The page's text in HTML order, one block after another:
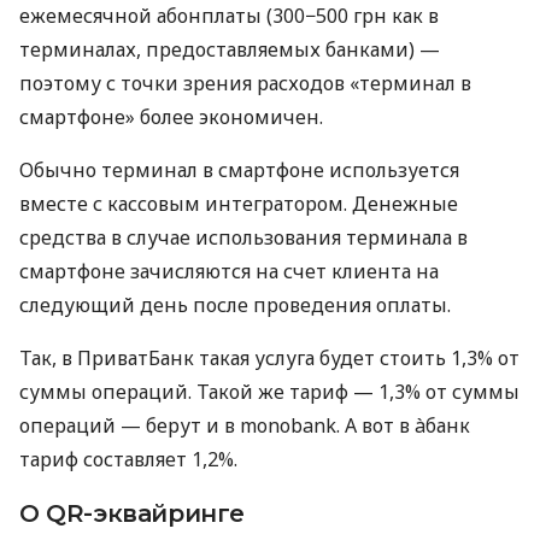
ежемесячной абонплаты (300−500 грн как в
терминалах, предоставляемых банками) —
поэтому с точки зрения расходов «терминал в
смартфоне» более экономичен.
Обычно терминал в смартфоне используется
вместе с кассовым интегратором. Денежные
средства в случае использования терминала в
смартфоне зачисляются на счет клиента на
следующий день после проведения оплаты.
Так, в ПриватБанк такая услуга будет стоить 1,3% от
суммы операций. Такой же тариф — 1,3% от суммы
операций — берут и в monobank. А вот в àбанк
тариф составляет 1,2%.
О QR-эквайринге